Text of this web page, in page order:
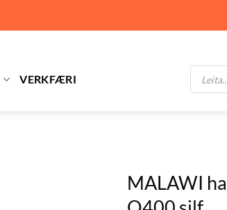
VERKFÆRI
Products
search
MALAWI